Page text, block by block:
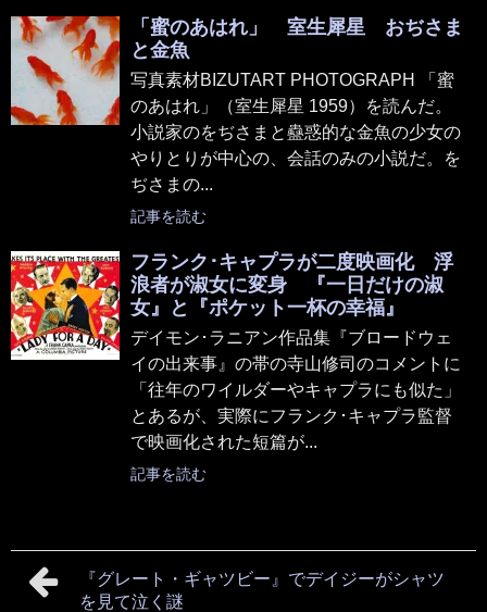
「蜜のあはれ」 室生犀星 おぢさま
と金魚
写真素材BIZUTART PHOTOGRAPH 「蜜
のあはれ」（室生犀星 1959）を読んだ。
小説家のをぢさまと蠱惑的な金魚の少女の
やりとりが中心の、会話のみの小説だ。を
ぢさまの...
記事を読む
フランク･キャプラが二度映画化 浮
浪者が淑女に変身 『一日だけの淑
女』と『ポケット一杯の幸福』
デイモン･ラニアン作品集『ブロードウェ
イの出来事』の帯の寺山修司のコメントに
「往年のワイルダーやキャプラにも似た」
とあるが、実際にフランク･キャプラ監督
で映画化された短篇が...
記事を読む
『グレート・ギャツビー』でデイジーがシャツ
を見て泣く謎